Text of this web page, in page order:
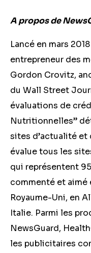
A propos de
Lancé en mars
entrepreneur des
Gordon Crovitz,
du Wall Street
évaluations de
Nutritionnelles”
sites d’actualité et
évalue tous les
qui représentent
commenté et aimé
Royaume-Uni, en
Italie. Parmi les
NewsGuard,
les publicitaires